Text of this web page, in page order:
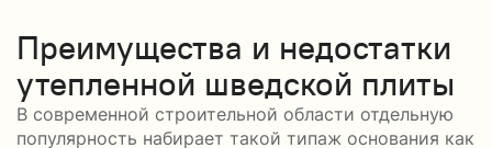
Преимущества и недостатки
утепленной шведской плиты
В современной строительной области отдельную
популярность набирает такой типаж основания как